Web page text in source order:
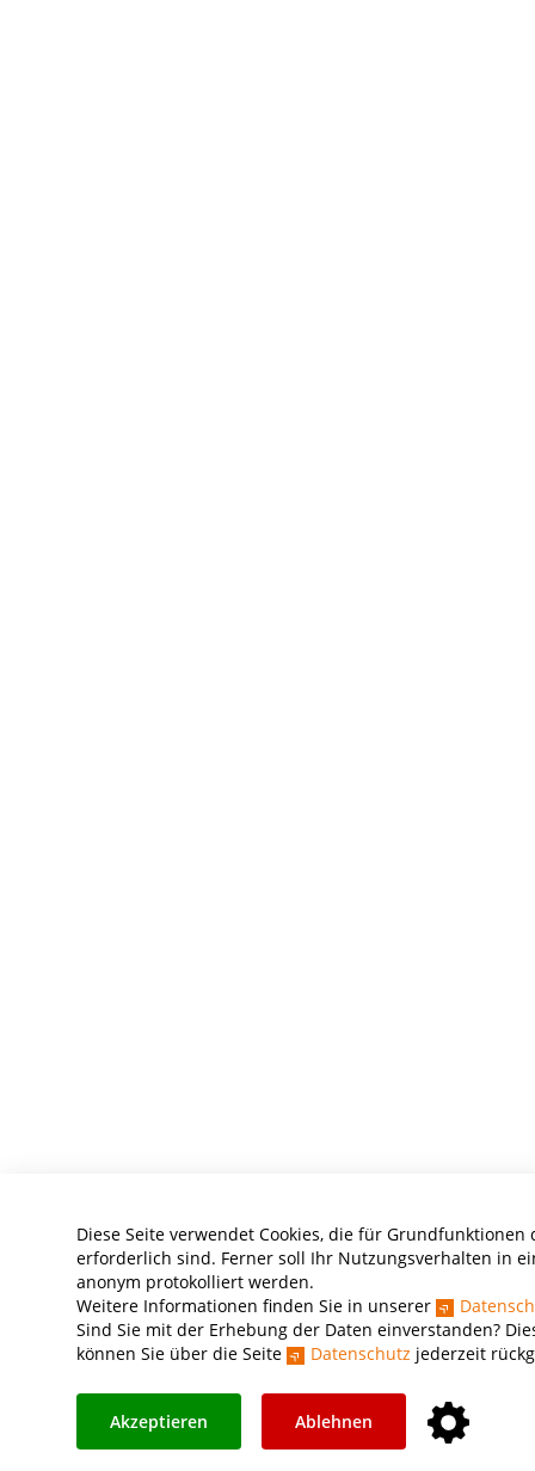
Diese Seite verwendet Cookies, die für Grundfunktionen
erforderlich sind. Ferner soll Ihr Nutzungsverhalten in
anonym protokolliert werden.
Weitere Informationen finden Sie in unserer
Sind Sie mit der Erhebung der Daten einverstanden?
können Sie über die Seite
Datenschutz jederzeit
Akzeptieren Ablehnen